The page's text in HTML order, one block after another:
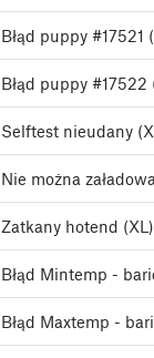
Błąd puppy #17521
Błąd puppy #17522
Selftest nieudany
Nie można
Zatkany hotend (XL)
Błąd Mintemp -
Błąd Maxtemp -